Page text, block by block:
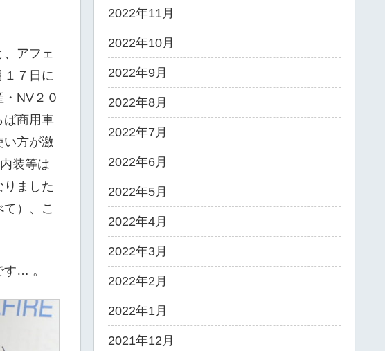
アフェ
１７日に
NV２０
商用車
い方が激
装等は
ました
）、こ
… 。
2022年11月
2022年10月
2022年9月
2022年8月
2022年7月
2022年6月
2022年5月
2022年4月
2022年3月
2022年2月
2022年1月
2021年12月